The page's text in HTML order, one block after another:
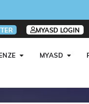
MYASD LOGIN
MYASD